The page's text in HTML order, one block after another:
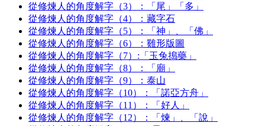
從修煉人的角度解字（3）：「尾」「多」
從修煉人的角度解字（4）：藏字石
從修煉人的角度解字（5）：「神」、「佛」
從修煉人的角度解字（6）：雞形版圖
從修煉人的角度解字（7）:「玉兔搗藥」
從修煉人的角度解字（8）：「廟」
從修煉人的角度解字（9）：泰山
從修煉人的角度解字（10）：「諾亞方舟」
從修煉人的角度解字（11）：「好人」
從修煉人的角度解字（12）：「煉」、「說」